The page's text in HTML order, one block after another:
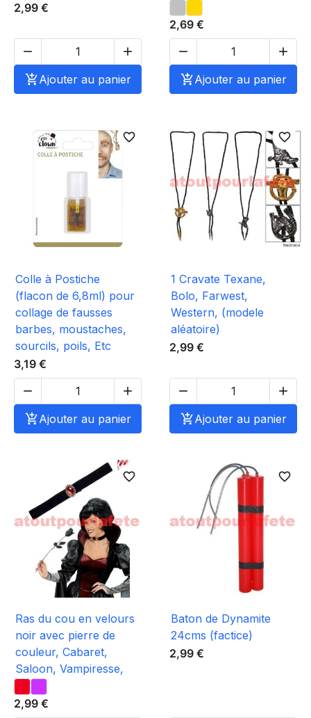
2,99 €


Ajouter au panier
2,69 €


Ajouter au panier
favorite_border
Colle à Postiche
(flacon de 6,8ml) pour
collage de fausses
barbes, moustaches,
sourcils, poils, Etc
3,19 €


Ajouter au panier
favorite_border
1 Cravate Texane,
Bolo, Farwest,
Western, (modele
aléatoire)
2,99 €


Ajouter au panier
favorite_border
Ras du cou en velours
noir avec pierre de
couleur, Cabaret,
Saloon, Vampiresse,
2,99 €
favorite_border
Baton de Dynamite
24cms (factice)
2,99 €